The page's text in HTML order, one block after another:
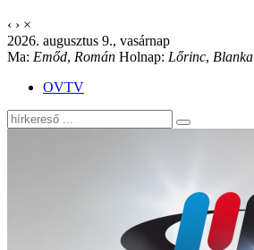
‹ › ×
2026. augusztus 9., vasárnap
Ma: Emőd, Román Holnap: Lőrinc, Blanka
OVTV